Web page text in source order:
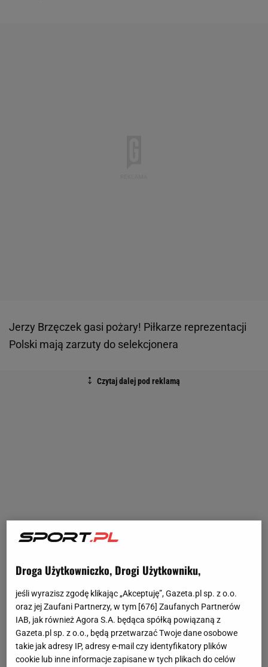
Jerzy Brzęczek gasi pożary! Piłkarze reprezentacji
Polski mają zarzuty do selekcjonera
Droga Użytkowniczko, Drogi Użytkowniku,
jeśli wyrazisz zgodę klikając „Akceptuję”, Gazeta.pl sp. z o.o.
oraz jej Zaufani Partnerzy, w tym [676] Zaufanych Partnerów
IAB, jak również Agora S.A. będąca spółką powiązaną z
Gazeta.pl sp. z o.o., będą przetwarzać Twoje dane osobowe
takie jak adresy IP, adresy e-mail czy identyfikatory plików
cookie lub inne informacje zapisane w tych plikach do celów